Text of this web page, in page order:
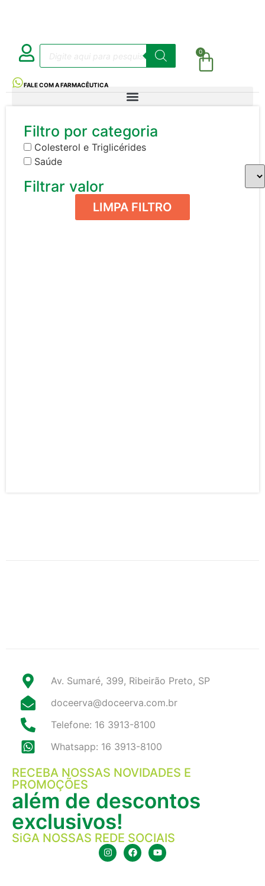
0
FALE COM A FARMACÊUTICA
Filtro por categoria
Colesterol e Triglicérides
Saúde
Filtrar valor
LIMPA FILTRO
Av. Sumaré, 399, Ribeirão Preto, SP
doceerva@doceerva.com.br
Telefone: 16 3913-8100
Whatsapp: 16 3913-8100
RECEBA NOSSAS NOVIDADES E
PROMOÇÕES
além de descontos
exclusivos!
SiGA NOSSAS REDE SOCIAIS